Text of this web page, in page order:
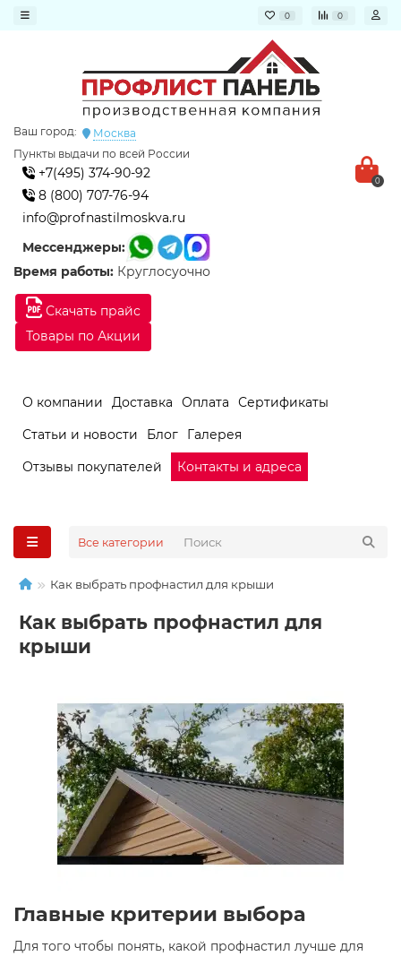
0 0
Скачать прайс
Товары по Акции
Ваш город:
Москва
Пункты выдачи по всей России
+7(495) 374-90-92
8 (800) 707-76-94
info@profnastilmoskva.ru
Мессенджеры:
Время работы: Круглосуочно
0
О компании Доставка Оплата
Сертификаты
Статьи и новости
Блог
Галерея
Отзывы покупателей
Контакты и адреса
Все категории
Как выбрать профнастил для крыши
Как выбрать профнастил для
крыши
Главные критерии выбора
Для того чтобы понять, какой профнастил лучше для